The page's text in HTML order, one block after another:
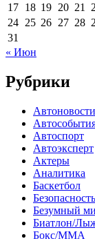
17 18 19 20 21
24 25 26 27 28
31
« Июн
Рубрики
Автоновости
Автоспорт
Автоэксперт
Актеры
Аналитика
Баскетбол
Безопасность
Безумный
Биатлон/
Бокс/MMA